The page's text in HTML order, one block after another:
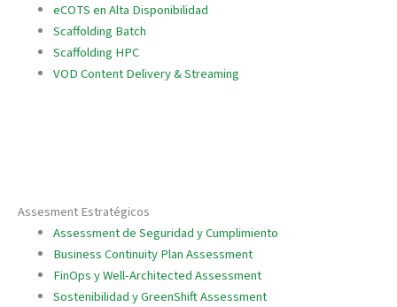
eCOTS en Alta Disponibilidad
Scaffolding Batch
Scaffolding HPC
VOD Content Delivery & Streaming
Assesment Estratégicos
Assessment de Seguridad y Cumplimiento
Business Continuity Plan Assessment
FinOps y Well-Architected Assessment
Sostenibilidad y GreenShift Assessment